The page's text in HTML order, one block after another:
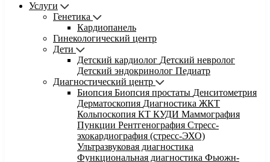
Услуги
Генетика
Кардиопанель
Гинекологический центр
Дети
Детский кардиолог Детский невролог
Детский эндокринолог Педиатр
Диагностический центр
Биопсия Биопсия простаты Денситометрия
Дерматоскопия Диагностика ЖКТ
Кольпоскопия КТ КУДИ Маммография
Пункции Рентгенография Стресс-
эхокардиография (стресс-ЭХО)
Ультразвуковая диагностика
Функциональная диагностика Фьюжн-